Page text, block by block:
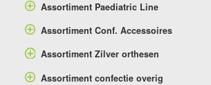
Assortiment Paediatric Line
Assortiment Conf. Accessoires
Assortiment Zilver orthesen
Assortiment confectie overig